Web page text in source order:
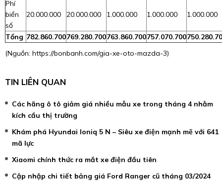
Phí
biển
số
20.000.000 20.000.000 1.000.000 1.000.000 1.000.000
Tổng 782.860.700769.280.700763.860.700757.070.700
(Nguồn: https://bonbanh.com/gia-xe-oto-mazda-3)
TIN LIÊN QUAN
Các hãng ô tô giảm giá nhiều mẫu xe trong tháng 4 nhằm
kích cầu thị trường
Khám phá Hyundai Ioniq 5 N – Siêu xe điện mạnh mẽ với 641
mã lực
Xiaomi chính thức ra mắt xe điện đầu tiên
Cập nhập chi tiết bảng giá Ford Ranger cũ tháng 03/2024